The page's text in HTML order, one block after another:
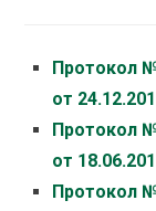
Протокол
от
Протокол
от
Протокол